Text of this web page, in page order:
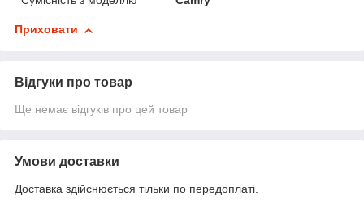
Приховати
Відгуки про товар
Ще немає відгуків про цей товар
Умови доставки
Доставка здійснюється тільки по передоплаті.